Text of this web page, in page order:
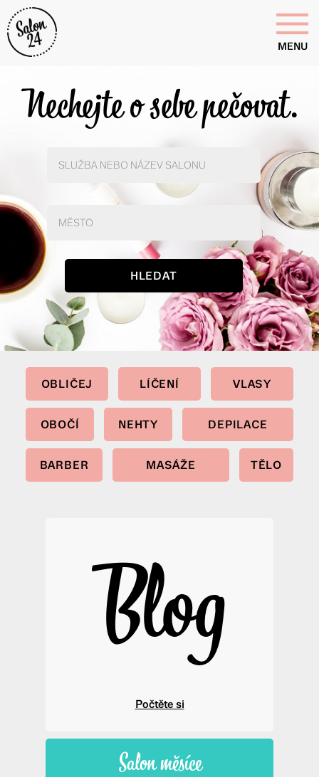
MENU
Nechejte o sebe pečovat.
OBLIČEJ LÍČENÍ VLASY
OBOČÍ NEHTY DEPILACE
BARBER MASÁŽE TĚLO
Blog
Počtěte si
Salon měsíce